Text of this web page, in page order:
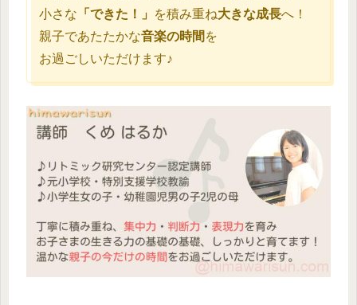
小さな 「できた！」 を積み重ね大きな成長へ！
親子であたたかな音楽の時間 を
お過ごしいただけます♪